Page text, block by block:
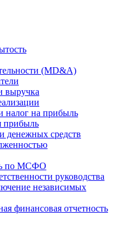
(MD&A)
выручка
налог на прибыль
прибыль
денежных средств
по МСФО
руководства
независимых
финансовая отчетность